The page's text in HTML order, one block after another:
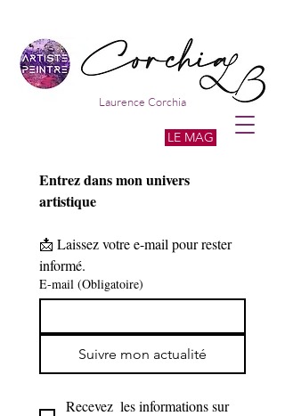
Laurence Corchia
LE MAG
Entrez dans mon univers
artistique
📩 Laissez votre e-mail pour rester
informé.
E-mail (Obligatoire)
Suivre mon actualité
Recevez  les informations sur